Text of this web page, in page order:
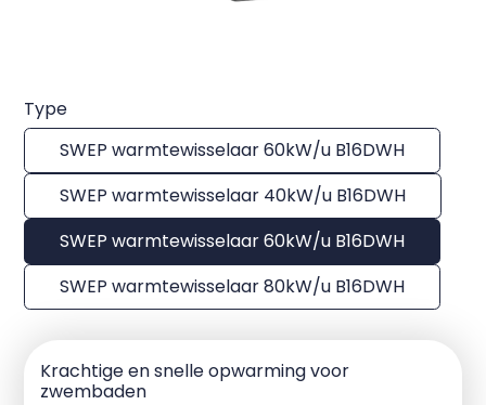
Type
SWEP warmtewisselaar 60kW/u B16DWH
SWEP warmtewisselaar 40kW/u B16DWH
SWEP warmtewisselaar 60kW/u B16DWH
SWEP warmtewisselaar 80kW/u B16DWH
Krachtige en snelle opwarming voor
zwembaden